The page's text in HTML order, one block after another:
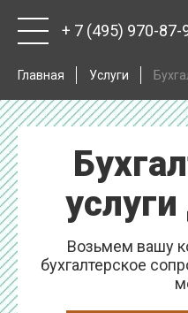
+ 7 (495) 970-87-
Главная Услуги
Возьмем вашу
бухгалтерское